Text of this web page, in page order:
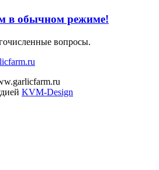
в обычном режиме!
вопросы.
KVM-Design